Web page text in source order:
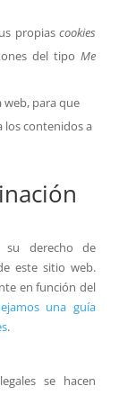
propiascookies
del tipoMe
para que
los contenidos a
su derecho de
este sitio web.
en función del
una guía
.
se hacen